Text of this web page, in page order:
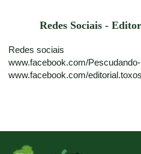
Redes Sociais -
Redes sociais
www.facebook.com/
www.facebook.com/